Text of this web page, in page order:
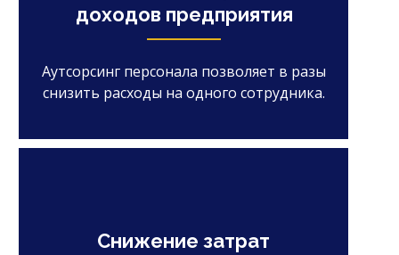
Снижение затрат
доходов предприятия
Аутсорсинг персонала позволяет в разы
снизить расходы на одного сотрудника.